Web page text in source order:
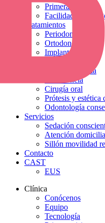
Primera visita
Facilidades de
Tratamientos
Periodoncia
Ortodoncia
Implantes
Odontopediatría
Endodoncia
Cirugía oral
Prótesis y estética
Odontología
Servicios
Sedación
Atención
Sillón movilidad
Contacto
CAST
EUS
Clínica
Conócenos
Equipo
Tecnología